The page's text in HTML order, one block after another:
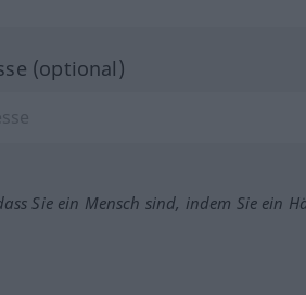
(optional)
Sie ein Mensch sind, indem Sie ein